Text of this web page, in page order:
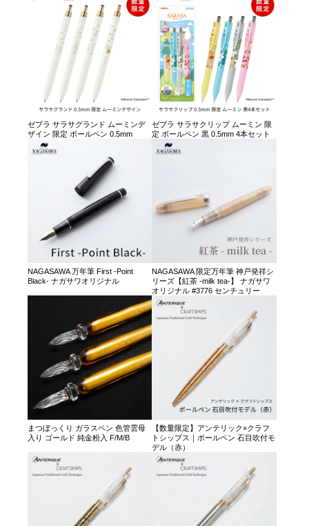
ゼブラ サラサグランド ムーミンデ
ザイン 限定 ボールペン 0.5mm
ゼブラ サラサクリップ ムーミン 限
定 ボールペン 黒 0.5mm 4本セット
NAGASAWA 万年筆 First -Point
Black- ナガサワオリジナル
NAGASAWA 限定万年筆 神戸発祥シ
リーズ【紅茶 -milk tea-】 ナガサワ
オリジナル #3776 センチュリー
まつぼっくり ガラスペン 色管雲母
入り ゴールド 純金粉入 F/M/B
【数量限定】アンテリック×クラフ
トシップス｜ボールペン 石目吹付モ
デル（赤）